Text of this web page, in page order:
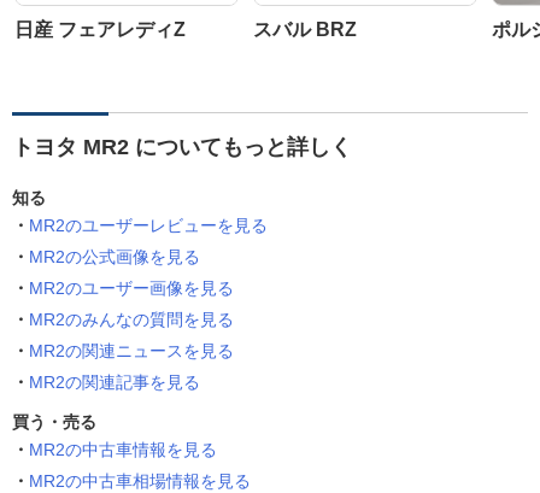
日産 フェアレディZ スバル BRZ ポル
トヨタ MR2 についてもっと詳しく
知る
MR2のユーザーレビューを見る
MR2の公式画像を見る
MR2のユーザー画像を見る
MR2のみんなの質問を見る
MR2の関連ニュースを見る
MR2の関連記事を見る
買う・売る
MR2の中古車情報を見る
MR2の中古車相場情報を見る